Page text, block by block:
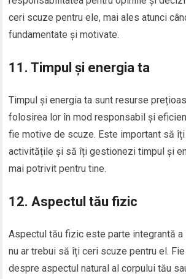
ceri scuze pentru ele, mai ales atunci
fundamentate și motivate.
11. Timpul și energia ta
Timpul și energia ta sunt resurse
folosirea lor în mod responsabil și
fie motive de scuze. Este important să
activitățile și să îți gestionezi timpul și
mai potrivit pentru tine.
12. Aspectul tău fizic
Aspectul tău fizic este parte integrantă
nu ar trebui să îți ceri scuze pentru el.
despre aspectul natural al corpului tău